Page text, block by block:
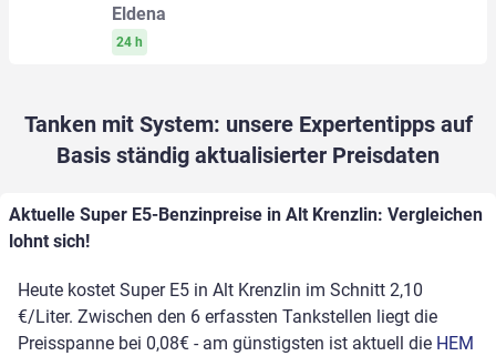
Eldena
24 h
Tanken mit System: unsere Expertentipps auf
Basis ständig aktualisierter Preisdaten
Aktuelle Super E5-Benzinpreise in Alt Krenzlin: Vergleichen
lohnt sich!
Heute kostet Super E5 in Alt Krenzlin im Schnitt 2,10
€/Liter. Zwischen den 6 erfassten Tankstellen liegt die
Preisspanne bei 0,08€ - am günstigsten ist aktuell die HEM